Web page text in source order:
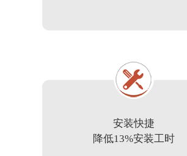
安装快捷
降低13%安装工时